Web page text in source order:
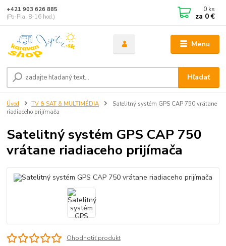
Menu
Hľadať
+421 903 626 885
(Po-Pia, 8-16 hod.)
0 ks
za 0 €
Úvod TV & SAT & MULTIMÉDIA
Satelitný systém GPS CAP 750 vrátane
riadiaceho prijímača
Satelitný systém GPS CAP 750
vrátane riadiaceho prijímača
Ohodnotiť produkt